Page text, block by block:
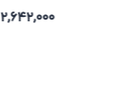
۲,۶۴۲,۰۰۰ تومان